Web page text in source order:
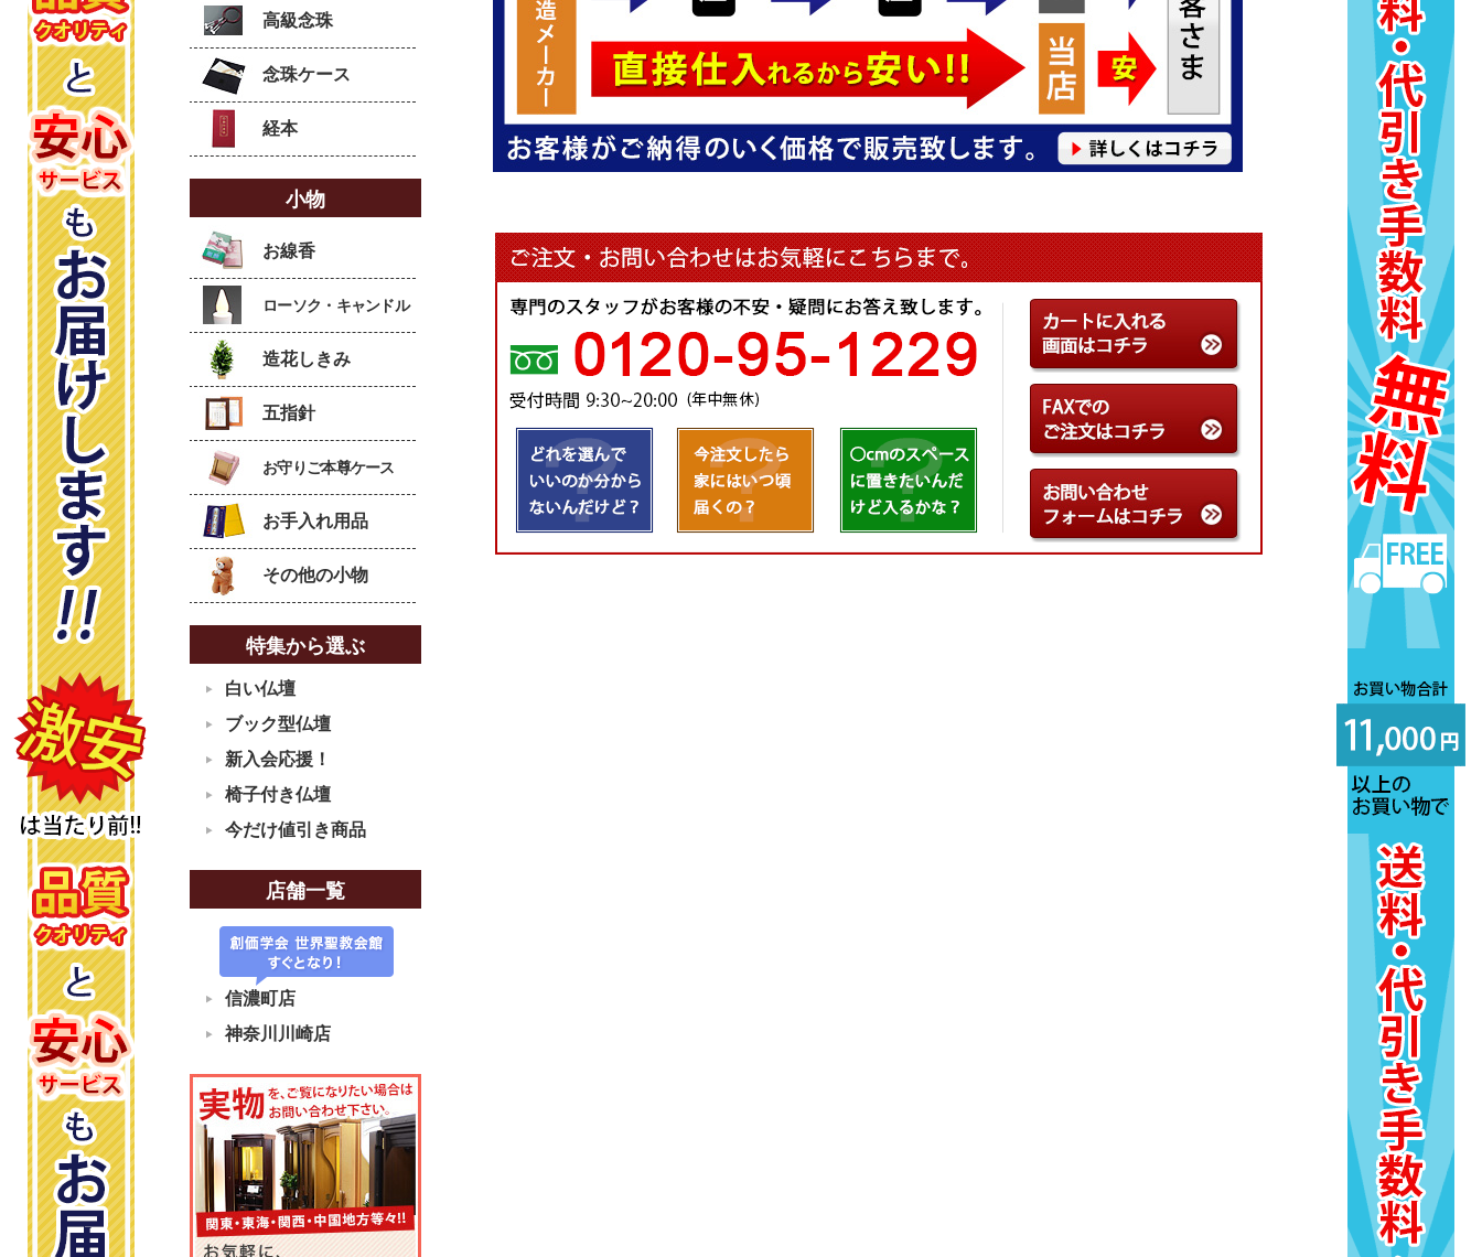
高級念珠
念珠ケース
経本
小物
お線香
ローソク・キャンドル
造花しきみ
五指針
お守りご本尊ケース
お手入れ用品
その他の小物
特集から選ぶ
白い仏壇
ブック型仏壇
新入会応援！
椅子付き仏壇
今だけ値引き商品
店舗一覧
信濃町店
神奈川川崎店